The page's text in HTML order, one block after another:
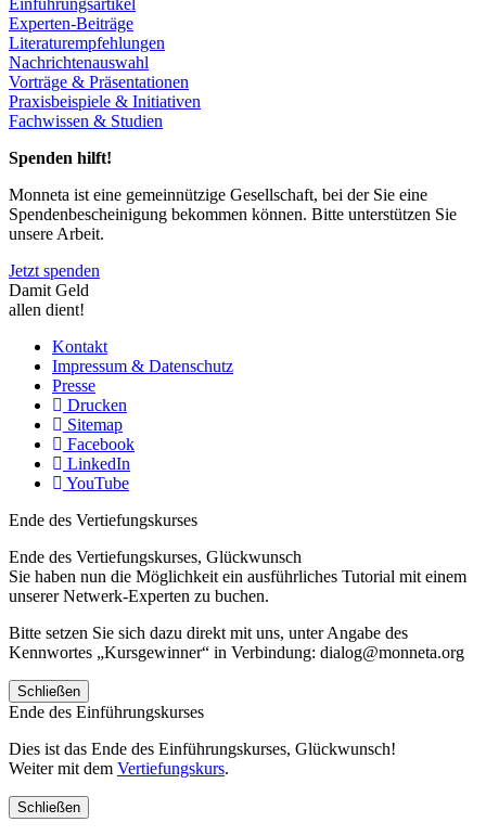
Experten-Beiträge
Literaturempfehlungen
Nachrichtenauswahl
Vorträge & Präsentationen
Praxisbeispiele & Initiativen
Fachwissen & Studien
Spenden hilft!
Monneta ist eine gemeinnützige Gesellschaft, bei der Sie eine
Spendenbescheinigung bekommen können. Bitte unterstützen Sie
unsere Arbeit.
Jetzt spenden
Damit Geld
allen dient!
Kontakt
Impressum & Datenschutz
Presse
Drucken
Sitemap
Facebook
LinkedIn
YouTube
Ende des Vertiefungskurses
Ende des Vertiefungskurses, Glückwunsch
Sie haben nun die Möglichkeit ein ausführliches Tutorial mit einem
unserer Netwerk-Experten zu buchen.
Bitte setzen Sie sich dazu direkt mit uns, unter Angabe des
Kennwortes „Kursgewinner“ in Verbindung: dialog@monneta.org
Schließen
Ende des Einführungskurses
Dies ist das Ende des Einführungskurses, Glückwunsch!
Weiter mit dem Vertiefungskurs.
Schließen